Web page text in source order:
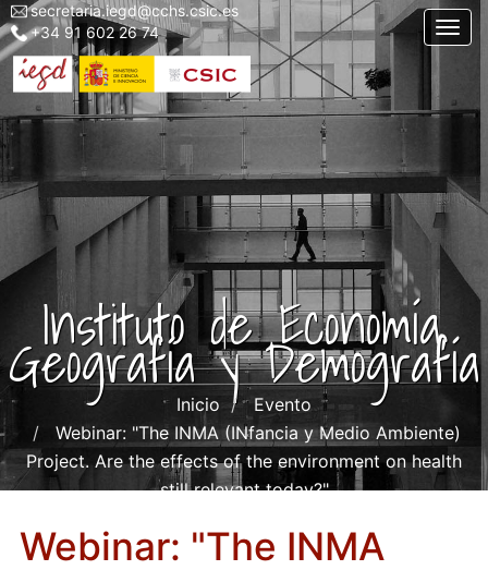
Pasar
al
contenido
principal
Menu
top
left
iegd
secretaria.iegd@cchs.csic.es
+34 91 602 26 74
Instituto de Economía,
Geografía y Demografía
Inicio
Evento
Webinar: "The INMA (INfancia y Medio Ambiente)
Project. Are the effects of the environment on health
still relevant today?"
Webinar: "The INMA